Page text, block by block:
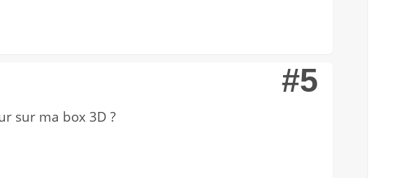
#5
sur ma box 3D ?